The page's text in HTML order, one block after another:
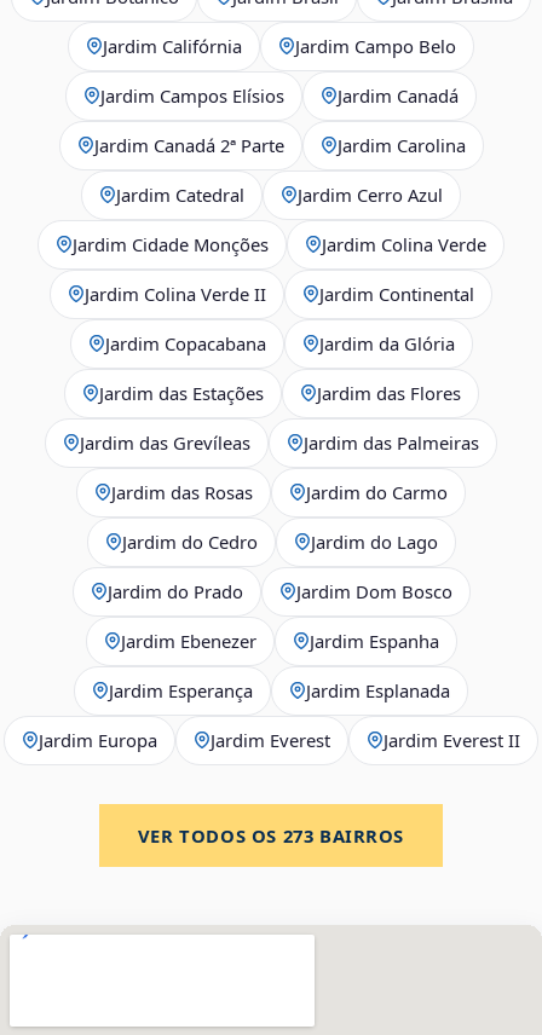
Jardim Califórnia Jardim Campo Belo
Jardim Campos Elísios Jardim Canadá
Jardim Canadá 2ª Parte Jardim Carolina
Jardim Catedral Jardim Cerro Azul
Jardim Cidade Monções Jardim Colina Verde
Jardim Colina Verde II Jardim Continental
Jardim Copacabana Jardim da Glória
Jardim das Estações Jardim das Flores
Jardim das Grevíleas Jardim das Palmeiras
Jardim das Rosas Jardim do Carmo
Jardim do Cedro Jardim do Lago
Jardim do Prado Jardim Dom Bosco
Jardim Ebenezer Jardim Espanha
Jardim Esperança Jardim Esplanada
Jardim Europa Jardim Everest Jardim Everest II
VER TODOS OS 273 BAIRROS